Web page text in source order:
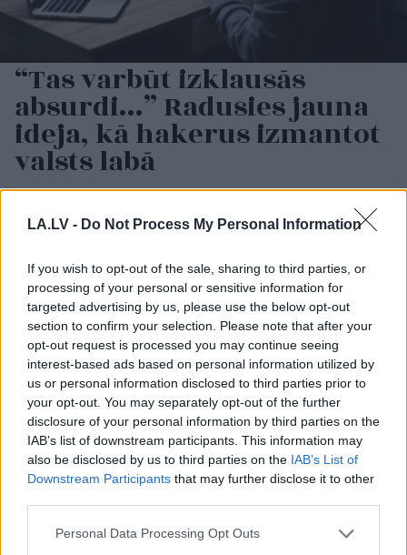
LA.LV - Do Not Process My Personal Information
If you wish to opt-out of the sale, sharing to third parties, or
processing of your personal or sensitive information for
targeted advertising by us, please use the below opt-out
section to confirm your selection. Please note that after your
opt-out request is processed you may continue seeing
interest-based ads based on personal information utilized by
us or personal information disclosed to third parties prior to
your opt-out. You may separately opt-out of the further
disclosure of your personal information by third parties on the
IAB’s list of downstream participants. This information may
also be disclosed by us to third parties on the IAB’s List of
Downstream Participants that may further disclose it to other
Please note that this website/app uses one or more Google
Personal Data Processing Opt Outs
“Tas varbūt izklausās
absurdi…” Radusies jauna
ideja, kā hakerus izmantot
valsts labā
TESTS. Matemātikas
duelis: vai vari pārspēt
deviņgadnieku
matemātikā?
Arpublisku
attaisnojumu netika
līdzēts – KNAB sāk
pārbaudi par deputātes
Rasimas saņemto
kompensāciju